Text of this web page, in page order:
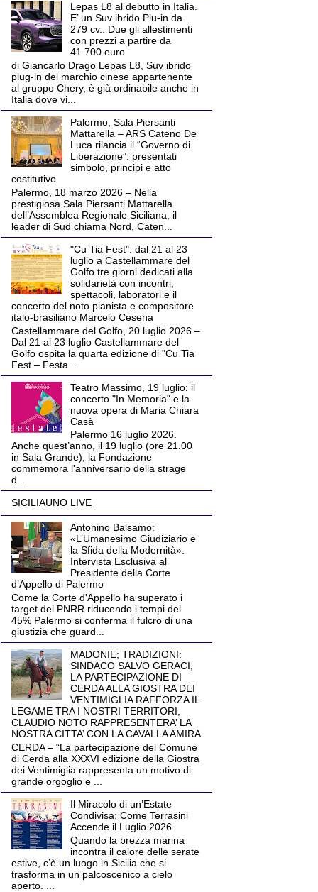
Lepas L8 al debutto in Italia.
E’ un Suv ibrido Plu-in da
279 cv.. Due gli allestimenti
con prezzi a partire da
41.700 euro
di Giancarlo Drago Lepas L8, Suv ibrido
plug-in del marchio cinese appartenente
al gruppo Chery, è già ordinabile anche in
Italia dove vi...
Palermo, Sala Piersanti
Mattarella – ARS Cateno De
Luca rilancia il “Governo di
Liberazione”: presentati
simbolo, principi e atto
costitutivo
Palermo, 18 marzo 2026 – Nella
prestigiosa Sala Piersanti Mattarella
dell’Assemblea Regionale Siciliana, il
leader di Sud chiama Nord, Caten...
"Cu Tia Fest": dal 21 al 23
luglio a Castellammare del
Golfo tre giorni dedicati alla
solidarietà con incontri,
spettacoli, laboratori e il
concerto del noto pianista e compositore
italo-brasiliano Marcelo Cesena
Castellammare del Golfo, 20 luglio 2026 –
Dal 21 al 23 luglio Castellammare del
Golfo ospita la quarta edizione di "Cu Tia
Fest – Festa...
Teatro Massimo, 19 luglio: il
concerto "In Memoria" e la
nuova opera di Maria Chiara
Casà
Palermo 16 luglio 2026.
Anche quest’anno, il 19 luglio (ore 21.00
in Sala Grande), la Fondazione
commemora l'anniversario della strage
d...
SICILIAUNO LIVE
Antonino Balsamo:
«L’Umanesimo Giudiziario e
la Sfida della Modernità».
Intervista Esclusiva al
Presidente della Corte
d’Appello di Palermo
Come la Corte d'Appello ha superato i
target del PNRR riducendo i tempi del
45% Palermo si conferma il fulcro di una
giustizia che guard...
MADONIE; TRADIZIONI:
SINDACO SALVO GERACI,
LA PARTECIPAZIONE DI
CERDA ALLA GIOSTRA DEI
VENTIMIGLIA RAFFORZA IL
LEGAME TRA I NOSTRI TERRITORI,
CLAUDIO NOTO RAPPRESENTERA’ LA
NOSTRA CITTA’ CON LA CAVALLA AMIRA
CERDA – “La partecipazione del Comune
di Cerda alla XXXVI edizione della Giostra
dei Ventimiglia rappresenta un motivo di
grande orgoglio e ...
Il Miracolo di un’Estate
Condivisa: Come Terrasini
Accende il Luglio 2026
Quando la brezza marina
incontra il calore delle serate
estive, c’è un luogo in Sicilia che si
trasforma in un palcoscenico a cielo
aperto. ...